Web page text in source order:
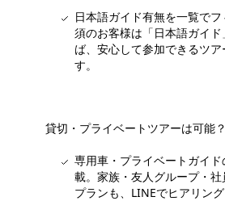
日本語ガイド有無を一覧で
須のお客様は「日本語ガイ
ば、安心して参加できるツ
す。
貸切・プライベートツアーは可能？
専用車・プライベートガイ
載。家族・友人グループ・
プランも、LINEでヒアリング